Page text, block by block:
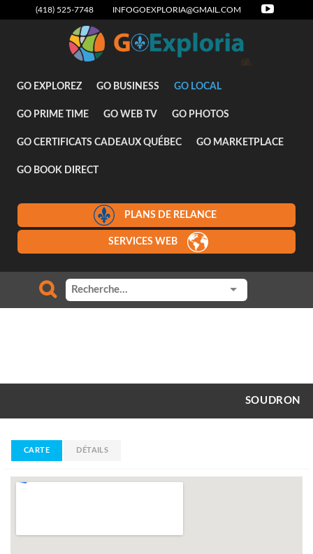
(418) 525-7748 INFOGOEXPLORIA@GMAIL.COM
GO EXPLOREZ GO BUSINESS GO LOCAL
GO PRIME TIME GO WEB TV GO PHOTOS
GO CERTIFICATS CADEAUX QUÉBEC GO MARKETPLACE
GO BOOK DIRECT
PLANS DE RELANCE
SERVICES WEB
SOUDRON
CARTE DÉTAILS